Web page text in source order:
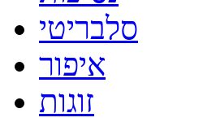
סלבריטי
איפור
זוגות